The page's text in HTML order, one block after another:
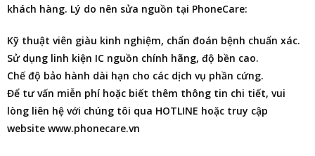
khách hàng. Lý do nên sửa nguồn tại PhoneCare:
Kỹ thuật viên giàu kinh nghiệm, chẩn đoán bệnh chuẩn xác.
Sử dụng linh kiện IC nguồn chính hãng, độ bền cao.
Chế độ bảo hành dài hạn cho các dịch vụ phần cứng.
Để tư vấn miễn phí hoặc biết thêm thông tin chi tiết, vui
lòng liên hệ với chúng tôi qua HOTLINE hoặc truy cập
website www.phonecare.vn